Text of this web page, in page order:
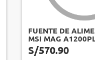
FUENTE DE
MSI MAG
1200W, 80 PLUS
FORMATO ATX.[
S/570.90